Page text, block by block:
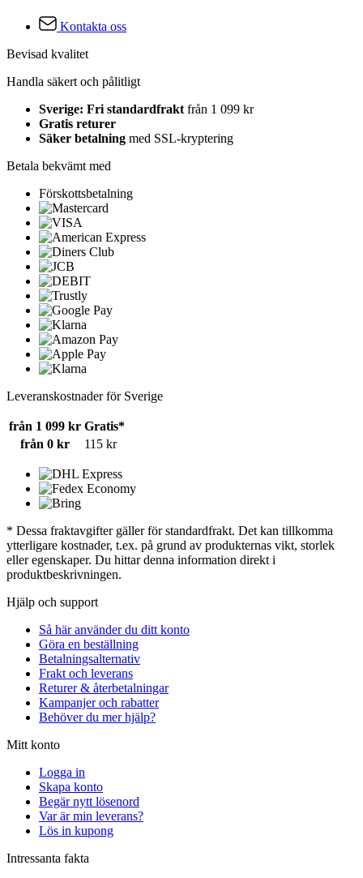
Kontakta oss
Bevisad kvalitet
Handla säkert och pålitligt
Sverige: Fri standardfrakt från 1 099 kr
Gratis returer
Säker betalning med SSL-kryptering
Betala bekvämt med
Förskottsbetalning
Leveranskostnader för Sverige
från 1 099 kr Gratis*
från 0 kr
115 kr
* Dessa fraktavgifter gäller för standardfrakt. Det kan tillkomma
ytterligare kostnader, t.ex. på grund av produkternas vikt, storlek
eller egenskaper. Du hittar denna information direkt i
produktbeskrivningen.
Hjälp och support
Så här använder du ditt konto
Göra en beställning
Betalningsalternativ
Frakt och leverans
Returer & återbetalningar
Kampanjer och rabatter
Behöver du mer hjälp?
Mitt konto
Logga in
Skapa konto
Begär nytt lösenord
Var är min leverans?
Lös in kupong
Intressanta fakta